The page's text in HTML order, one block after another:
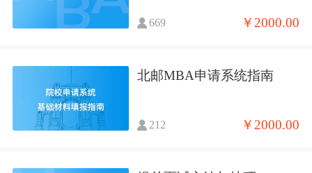
669 ￥2000.00
北邮MBA申请系统指南
212 ￥2000.00